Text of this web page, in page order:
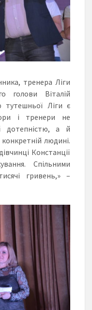
тренера Ліги
голови Віталій
тутешньої Ліги є
і тренери не
дотепністю, а й
людині.
Констанції
Спільними
гривень,» –